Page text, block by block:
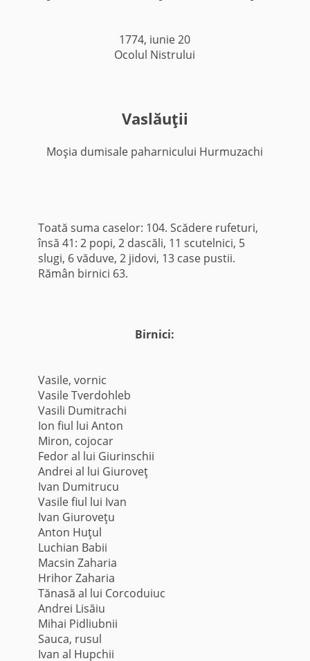
1774, iunie 20
Ocolul Nistrului
Vaslăuţii
Moşia dumisale paharnicului Hurmuzachi
Toată suma caselor: 104. Scădere rufeturi,
însă 41: 2 popi, 2 dascăli, 11 scutelnici, 5
slugi, 6 văduve, 2 jidovi, 13 case pustii.
Rămân birnici 63.
Birnici:
Vasile, vornic
Vasile Tverdohleb
Vasili Dumitrachi
Ion fiul lui Anton
Miron, cojocar
Fedor al lui Giurinschii
Andrei al lui Giuroveţ
Ivan Dumitrucu
Vasile fiul lui Ivan
Ivan Giuroveţu
Anton Huţul
Luchian Babii
Macsin Zaharia
Hrihor Zaharia
Tănasă al lui Corcoduiuc
Andrei Lisăiu
Mihai Pidliubnii
Sauca, rusul
Ivan al Hupchii